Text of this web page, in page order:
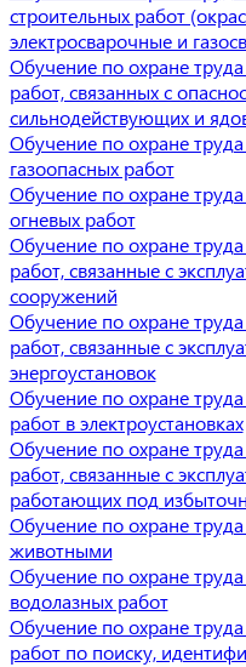
строительных работ
электросварочные и
Обучение по охране
работ, связанных с
сильнодействующих и
Обучение по охране
газоопасных работ
Обучение по охране
огневых работ
Обучение по охране
работ, связанные с
сооружений
Обучение по охране
работ, связанные с
энергоустановок
Обучение по охране
работ в электроустановках
Обучение по охране
работ, связанные с
работающих под
Обучение по охране
животными
Обучение по охране
водолазных работ
Обучение по охране
работ по поиску,